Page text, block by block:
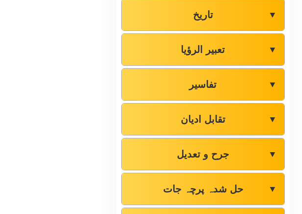
تاریخ ▼
تعبیر الرؤیا ▼
تفاسیر ▼
تقابل ادیان ▼
جرح و تعدیل ▼
حل شدہ پرچہ جات ▼